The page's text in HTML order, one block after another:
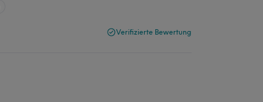
Verifizierte Bewertung